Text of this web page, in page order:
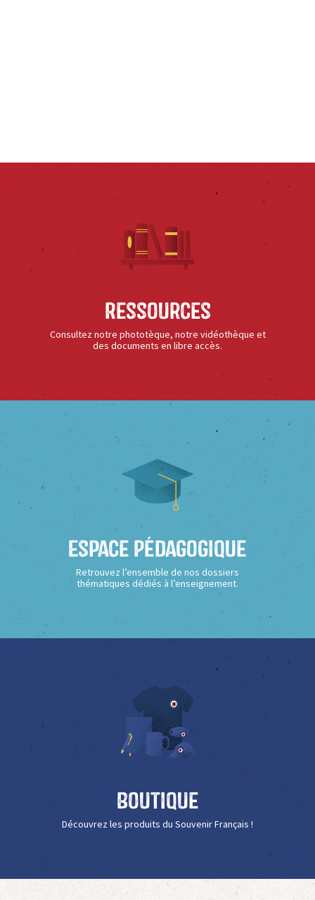
Ressources
Consultez notre phototèque, notre vidéothèque et
des documents en libre accès.
Espace Pédagogique
Retrouvez l’ensemble de nos dossiers
thématiques dédiés à l’enseignement.
Boutique
Découvrez les produits du Souvenir Français !